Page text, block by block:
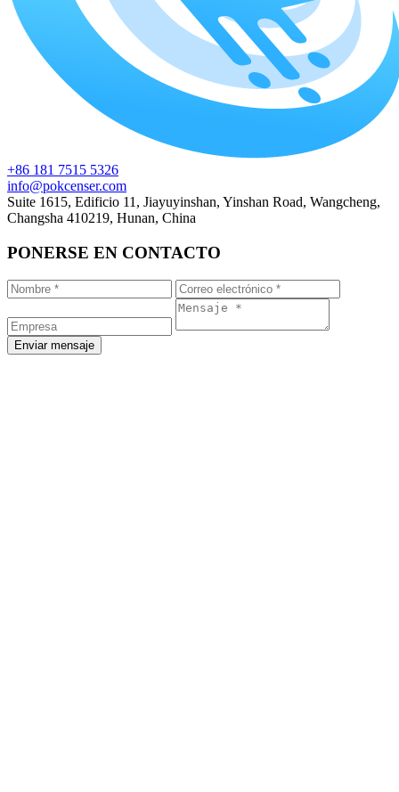
+86 181 7515 5326
info@pokcenser.com
Suite 1615, Edificio 11, Jiayuyinshan, Yinshan Road, Wangcheng,
Changsha 410219, Hunan, China
PONERSE EN CONTACTO
Enviar mensaje